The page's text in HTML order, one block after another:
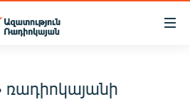
ռադիոկայանի